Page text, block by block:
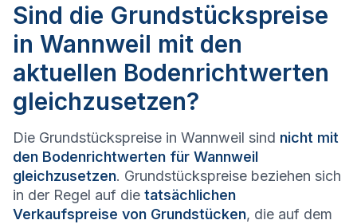
Sind die Grundstückspreise
in Wannweil mit den
aktuellen Bodenrichtwerten
gleichzusetzen?
Die Grundstückspreise in Wannweil sind nicht mit
den Bodenrichtwerten für Wannweil
gleichzusetzen. Grundstückspreise beziehen sich
in der Regel auf die tatsächlichen
Verkaufspreise von Grundstücken, die auf dem